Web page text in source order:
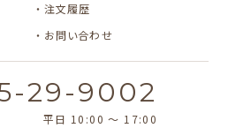
注文履歴
お問い合わせ
29-9002
平日 10:00 〜 17:00